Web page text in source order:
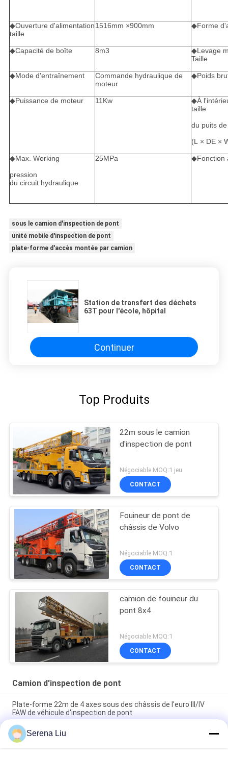
◆Ouverture d'alimentation
taille
1516mm ×900mm ◆Forme
◆Capacité de boîte 8m3
◆Levage
Taille
◆Mode d'entraînement
Commande hydraulique de
moteur
◆Poids
◆Puissance de moteur 11Kw
◆À
taille
du puits
(L × DE ×
◆Max. Working
pression
du circuit hydraulique
25MPa ◆Fonction
sous le camion d'inspection de pont
unité mobile d'inspection de pont
plate-forme d'accès montée par camion
Station de transfert des déchets
63T pour l'école, hôpital
Continuer
Top Produits
22m sous le camion
d'inspection de pont
Négociable MOQ:1 jeu
CONTACT
Fouineur de pont de
châssis de Volvo
Négociable MOQ:1
CONTACT
camion de fouineur du
pont 8x4
Négociable MOQ:1
CONTACT
Camion d'inspection de pont
Plate-forme 22m de 4 axes sous des châssis de l'euro III/IV
FAW de véhicule d'inspection de pont
Les châssis de VOLVO jettent un pont sur le type
d'entraînement de l'équipement 8x4 d'inspection de
camion/pont d'inspection
Serena Liu